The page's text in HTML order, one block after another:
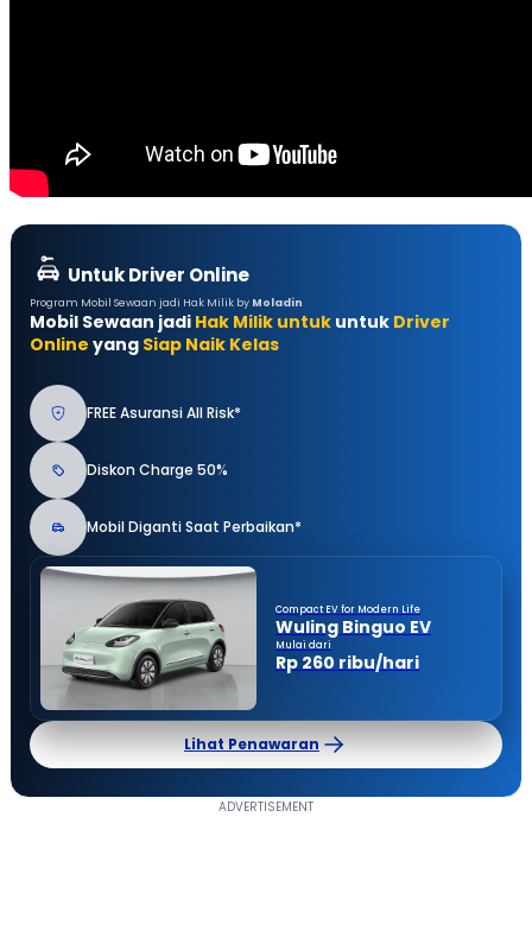
Untuk Driver Online
Program Mobil Sewaan jadi Hak Milik by Moladin
Mobil Sewaan jadi Hak Milik untuk untuk Driver
Online yang Siap Naik Kelas
FREE Asuransi All Risk*
Diskon Charge 50%
Mobil Diganti Saat Perbaikan*
Compact EV for Modern Life
Wuling Binguo EV
Mulai dari
Rp 260 ribu/hari
Lihat Penawaran